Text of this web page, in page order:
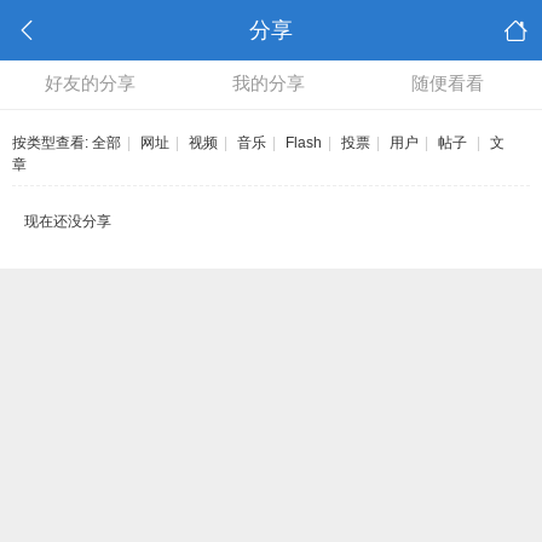
分享
好友的分享 我的分享 随便看看
按类型查看: 全部 网址 视频 音乐 Flash 投票 用户 帖子
文
章
现在还没分享